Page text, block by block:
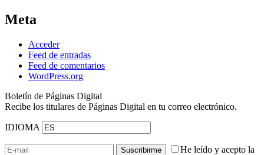
Meta
Acceder
Feed de entradas
Feed de comentarios
WordPress.org
Boletín de Páginas Digital
Recibe los titulares de Páginas Digital en tu correo electrónico.
IDIOMA
He leído y acepto la